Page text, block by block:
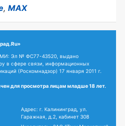
, MAX
Эл № ФС77-43520, выдано
в сфере связи, информационных
(Роскомнадзор) 17 января 2011 г.
для просмотра лицам младше 18 лет.
Адрес: г. Калининград, ул.
Гаражная, д.2, кабинет 308